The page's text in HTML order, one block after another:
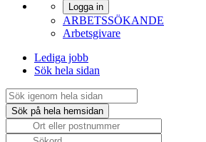
Logga in
ARBETSSÖKANDE
Arbetsgivare
Lediga jobb
Sök hela sidan